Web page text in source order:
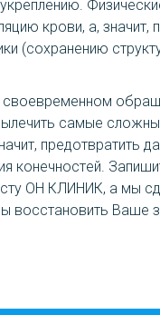
крови, а, значит,
(сохранению
своевременном
самые
предотвратить
конечностей.
ОН КЛИНИК, а мы
восстановить Ваше